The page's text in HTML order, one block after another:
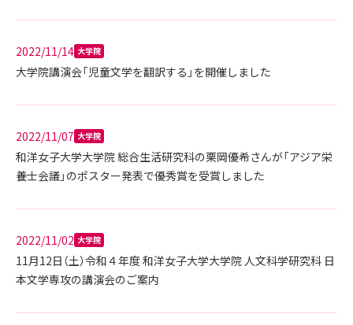
2022/11/14 大学院
大学院講演会「児童文学を翻訳する」を開催しました
2022/11/07 大学院
和洋女子大学大学院 総合生活研究科の栗岡優希さんが「アジア栄
養士会議」のポスター発表で優秀賞を受賞しました
2022/11/02 大学院
11月12日（土）令和４年度 和洋女子大学大学院 人文科学研究科 日
本文学専攻の講演会のご案内